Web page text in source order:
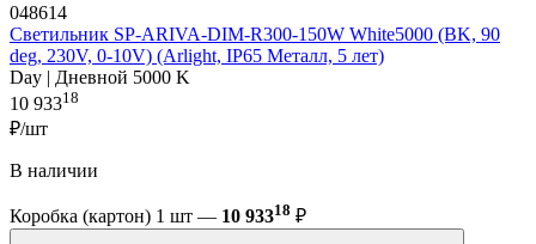
048614
Светильник SP-ARIVA-DIM-R300-150W White5000 (BK, 90
deg, 230V, 0-10V) (Arlight, IP65 Металл, 5 лет)
Day | Дневной 5000 K
10 93318
₽/шт
В наличии
Коробка (картон) 1 шт — 10 93318 ₽